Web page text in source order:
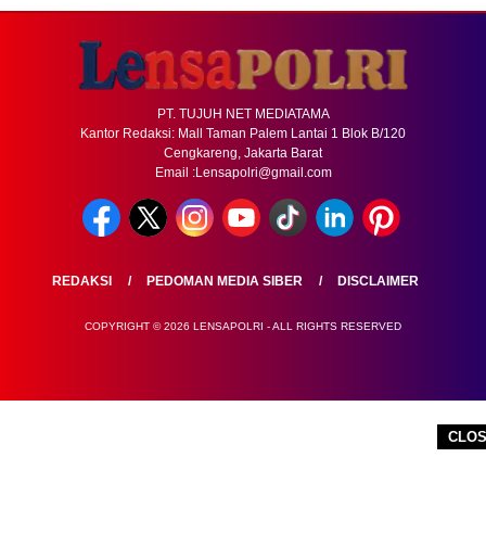
PT. TUJUH NET MEDIATAMA
Kantor Redaksi: Mall Taman Palem Lantai 1 Blok B/120
Cengkareng, Jakarta Barat
Email :Lensapolri@gmail.com
REDAKSI PEDOMAN MEDIA SIBER DISCLAIMER
COPYRIGHT © 2026 LENSAPOLRI - ALL RIGHTS RESERVED